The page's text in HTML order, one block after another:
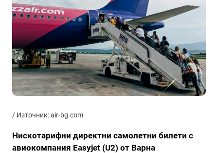
/ Източник: air-bg.com
Нискотарифни директни самолетни билети с
авиокомпания Easyjet (U2) от Варна